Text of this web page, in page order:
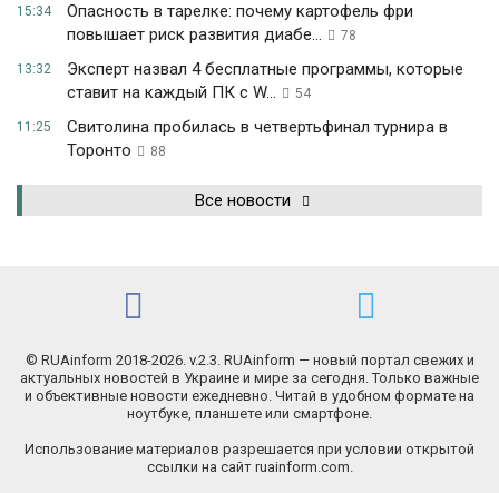
15:34
Опасность в тарелке: почему картофель фри
повышает риск развития диабе...
78
13:32
Эксперт назвал 4 бесплатные программы, которые
ставит на каждый ПК с W...
54
11:25
Свитолина пробилась в четвертьфинал турнира в
Торонто
88
Все новости
© RUAinform 2018-2026. v.2.3. RUAinform — новый портал свежих и
актуальных новостей в Украине и мире за сегодня. Только важные
и объективные новости ежедневно. Читай в удобном формате на
ноутбуке, планшете или смартфоне.
Использование материалов разрешается при условии открытой
ссылки на сайт ruainform.com.